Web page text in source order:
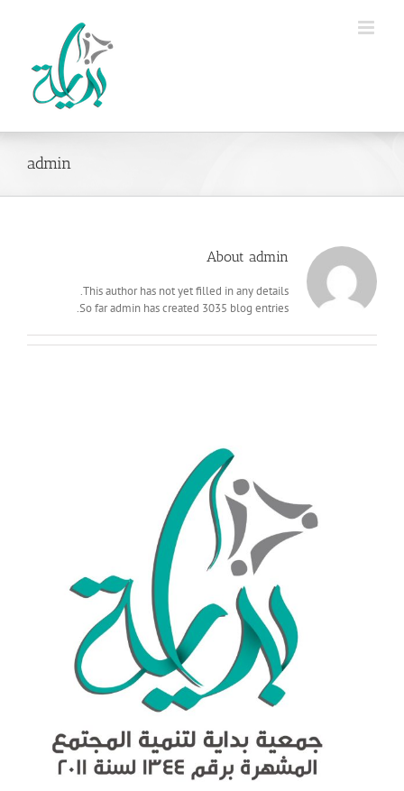
admin
Aboutadmin
This author has not yet filled in any details.
So far admin has created 3035 blog entries.